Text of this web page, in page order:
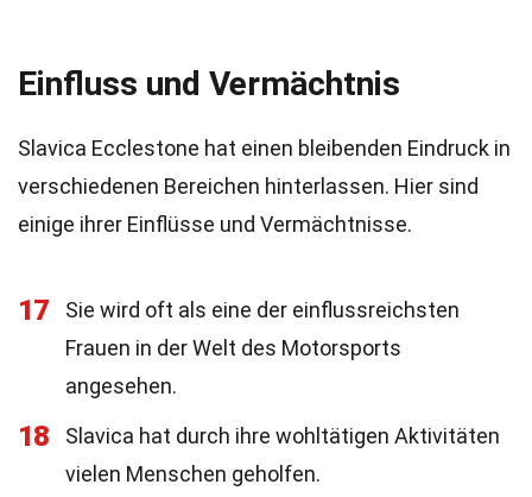
Einfluss und Vermächtnis
Slavica Ecclestone hat einen bleibenden Eindruck in
verschiedenen Bereichen hinterlassen. Hier sind
einige ihrer Einflüsse und Vermächtnisse.
17
Sie wird oft als eine der einflussreichsten
Frauen in der Welt des Motorsports
angesehen.
18
Slavica hat durch ihre wohltätigen Aktivitäten
vielen Menschen geholfen.